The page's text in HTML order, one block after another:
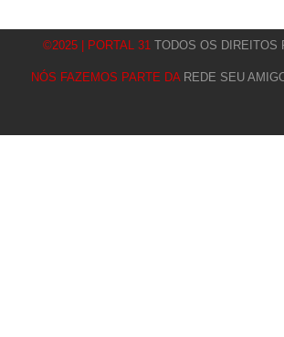
©2025 | PORTAL 31 TODOS OS DIREITOS
NÓS FAZEMOS PARTE DA REDE SEU